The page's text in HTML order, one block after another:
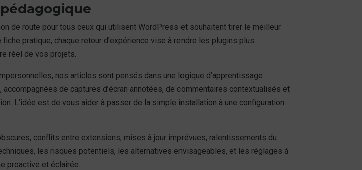
de route pour tous ceux qui utilisent WordPress et souhaitent tirer le meilleur
pratique, chaque retour d’expérience vise à rendre les plugins plus
réel de vos projets.
nos articles sont pensés dans une logique d’apprentissage
de captures d’écran annotées, de commentaires contextualisés et
L’idée est de vous aider à passer de la simple installation à une configuration
conflits entre extensions, mises à jour imprévues, ralentissements du
les risques potentiels, les alternatives envisageables, et les réglages à
proactive et éclairée.